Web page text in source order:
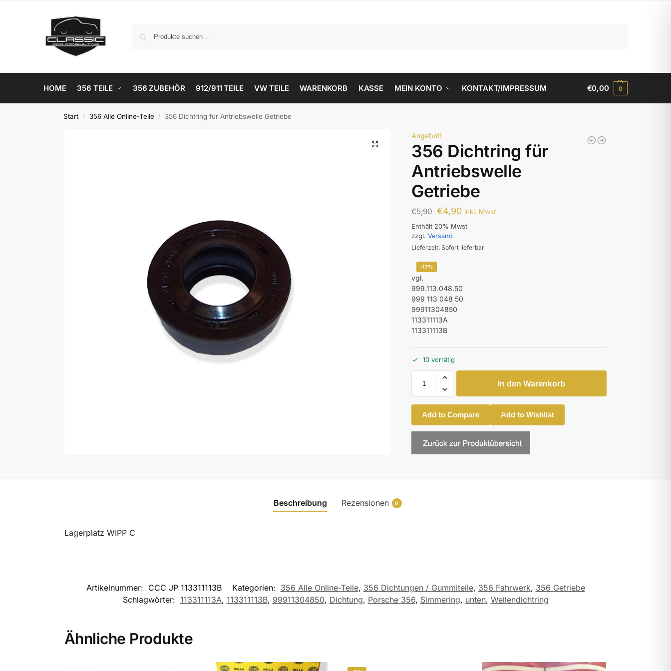
HOME 356 TEILE 356 ZUBEHÖR 912/911 TEILE VW TEILE WARENKORB KASSE MEIN KONTO KONTAKT/IMPRESSUM €0,00 0
Start / 356 Alle Online-Teile / 356 Dichtring für Antriebswelle Getriebe
Angebot!
356 Dichtring für
Antriebswelle
Getriebe
€5,90 €4,90 inkl. Mwst
Enthält 20% Mwst
zzgl.Versand
Lieferzeit: Sofort lieferbar
-17%
vgl.
999.113.048.50
999 113 048 50
99911304850
113311113A
113311113B
10 vorrätig
In den Warenkorb
Add to Compare Add to Wishlist
Beschreibung Rezensionen 0
Lagerplatz WIPP C
Artikelnummer: CCC JP 113311113B Kategorien: 356 Alle Online-Teile, 356 Dichtungen / Gummiteile, 356 Fahrwerk, 356 Getriebe
Schlagwörter: 113311113A, 113311113B, 99911304850, Dichtung, Porsche 356, Simmering, unten, Wellendichtring
Ähnliche Produkte